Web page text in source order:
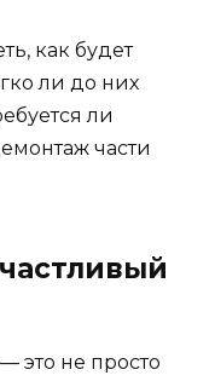
как будет
ли до них
ли
части
это не просто